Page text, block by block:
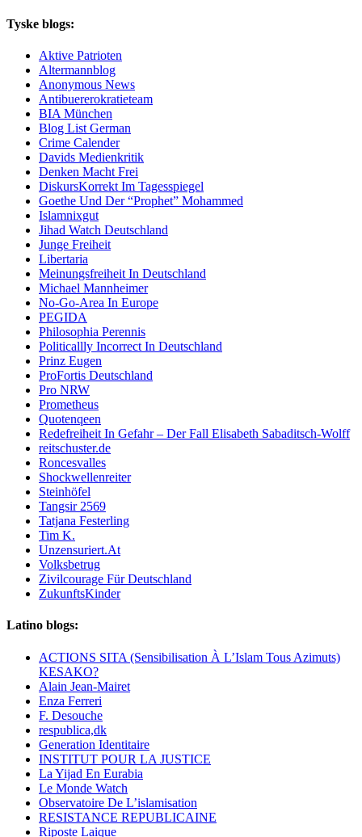
Tyske blogs:
Aktive Patrioten
Altermannblog
Anonymous News
Antibuererokratieteam
BIA München
Blog List German
Crime Calender
Davids Medienkritik
Denken Macht Frei
DiskursKorrekt Im Tagesspiegel
Goethe Und Der “Prophet” Mohammed
Islamnixgut
Jihad Watch Deutschland
Junge Freiheit
Libertaria
Meinungsfreiheit In Deutschland
Michael Mannheimer
No-Go-Area In Europe
PEGIDA
Philosophia Perennis
Politicallly Incorrect In Deutschland
Prinz Eugen
ProFortis Deutschland
Pro NRW
Prometheus
Quotenqeen
Redefreiheit In Gefahr – Der Fall Elisabeth Sabaditsch-Wolff
reitschuster.de
Roncesvalles
Shockwellenreiter
Steinhöfel
Tangsir 2569
Tatjana Festerling
Tim K.
Unzensuriert.At
Volksbetrug
Zivilcourage Für Deutschland
ZukunftsKinder
Latino blogs:
ACTIONS SITA (Sensibilisation À L’Islam Tous Azimuts)
KESAKO?
Alain Jean-Mairet
Enza Ferreri
F. Desouche
respublica,dk
Generation Identitaire
INSTITUT POUR LA JUSTICE
La Yijad En Eurabia
Le Monde Watch
Observatoire De L’islamisation
RESISTANCE REPUBLICAINE
Riposte Laique